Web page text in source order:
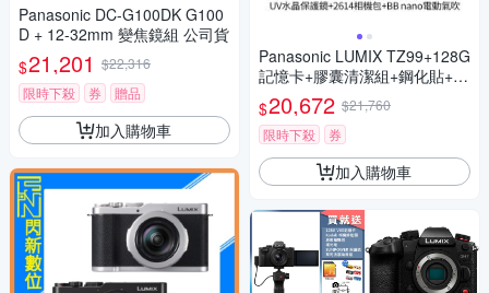
Panasonic DC-G100DK G100
D + 12-32mm 變焦鏡組 公司貨
$21,201 $22,316
限時下殺
券 贈品
加入購物車
Panasonic LUMIX TZ99+128G
記憶卡+膠囊清潔組+鋼化貼+水
晶保護鏡+2614相機包+NITEC
ORE BB nano 迷你電動氣吹
(公司貨)
$20,672 $21,760
限時下殺
券
加入購物車